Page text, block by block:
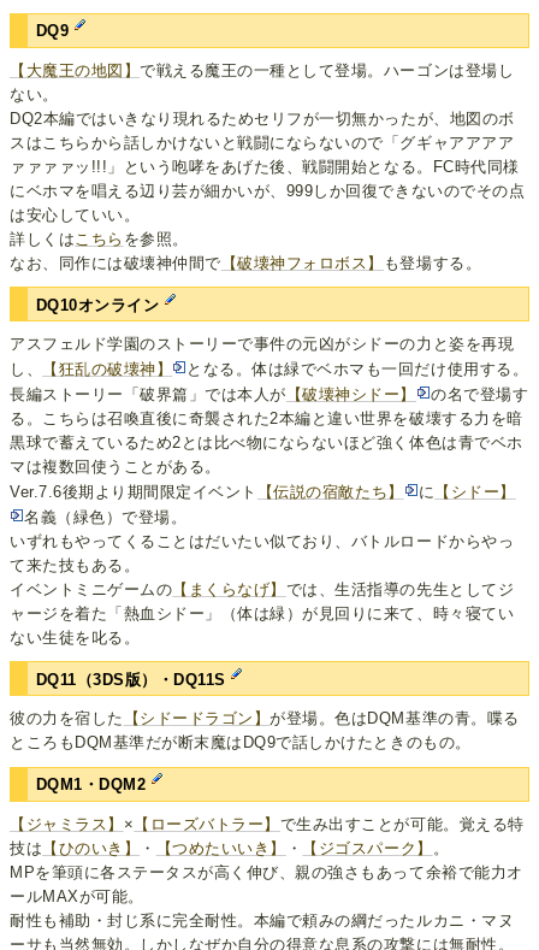
DQ9
【大魔王の地図】で戦える魔王の一種として登場。ハーゴンは登場し
ない。
DQ2本編ではいきなり現れるためセリフが一切無かったが、地図のボ
スはこちらから話しかけないと戦闘にならないので「グギャアアアア
ァァァァッ!!!」という咆哮をあげた後、戦闘開始となる。FC時代同様
にベホマを唱える辺り芸が細かいが、999しか回復できないのでその点
は安心していい。
詳しくは こちら を参照。
なお、同作には破壊神仲間で 【破壊神フォロボス】 も登場する。
DQ10オンライン
アスフェルド学園のストーリーで事件の元凶がシドーの力と姿を再現
し、
【狂乱の破壊神】
となる。体は緑でベホマも一回だけ使用する。
長編ストーリー「破界篇」では本人が 【破壊神シドー】
の名で登場す
る。こちらは召喚直後に奇襲された2本編と違い世界を破壊する力を暗
黒球で蓄えているため2とは比べ物にならないほど強く体色は青でベホ
マは複数回使うことがある。
Ver.7.6後期より期間限定イベント
【伝説の宿敵たち】 に 【シドー】
名義（緑色）で登場。
いずれもやってくることはだいたい似ており、バトルロードからやっ
て来た技もある。
イベントミニゲームの 【まくらなげ】 では、生活指導の先生としてジ
ャージを着た「熱血シドー」（体は緑）が見回りに来て、時々寝てい
ない生徒を叱る。
DQ11（3DS版）・DQ11S
彼の力を宿した 【シドードラゴン】が登場。色はDQM基準の青。喋る
ところもDQM基準だが断末魔はDQ9で話しかけたときのもの。
DQM1・DQM2
【ジャミラス】 × 【ローズバトラー】 で生み出すことが可能。覚える特
技は 【ひのいき】 ・ 【つめたいいき】 ・ 【ジゴスパーク】
。
MPを筆頭に各ステータスが高く伸び、親の強さもあって余裕で能力オ
ールMAXが可能。
耐性も補助・封じ系に完全耐性。本編で頼みの綱だったルカニ・マヌ
ーサも当然無効。しかしなぜか自分の得意な息系の攻撃には無耐性。